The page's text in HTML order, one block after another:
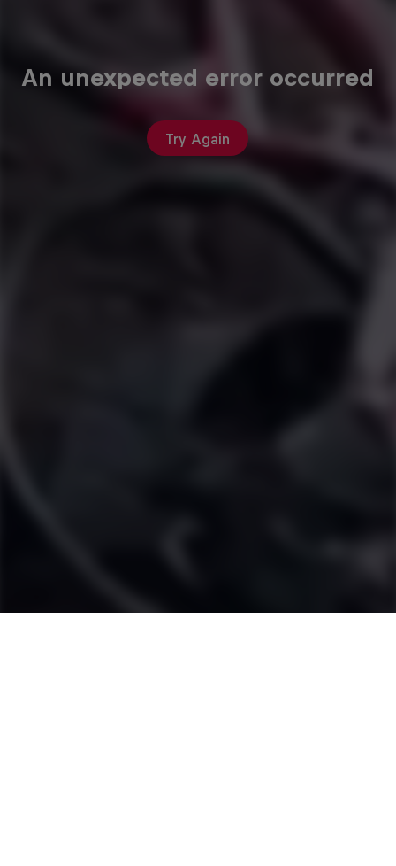
An unexpected error occurred
Try Again